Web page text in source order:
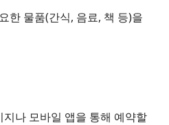
한 물품(간식, 음료, 책 등)을
나 모바일 앱을 통해 예약할